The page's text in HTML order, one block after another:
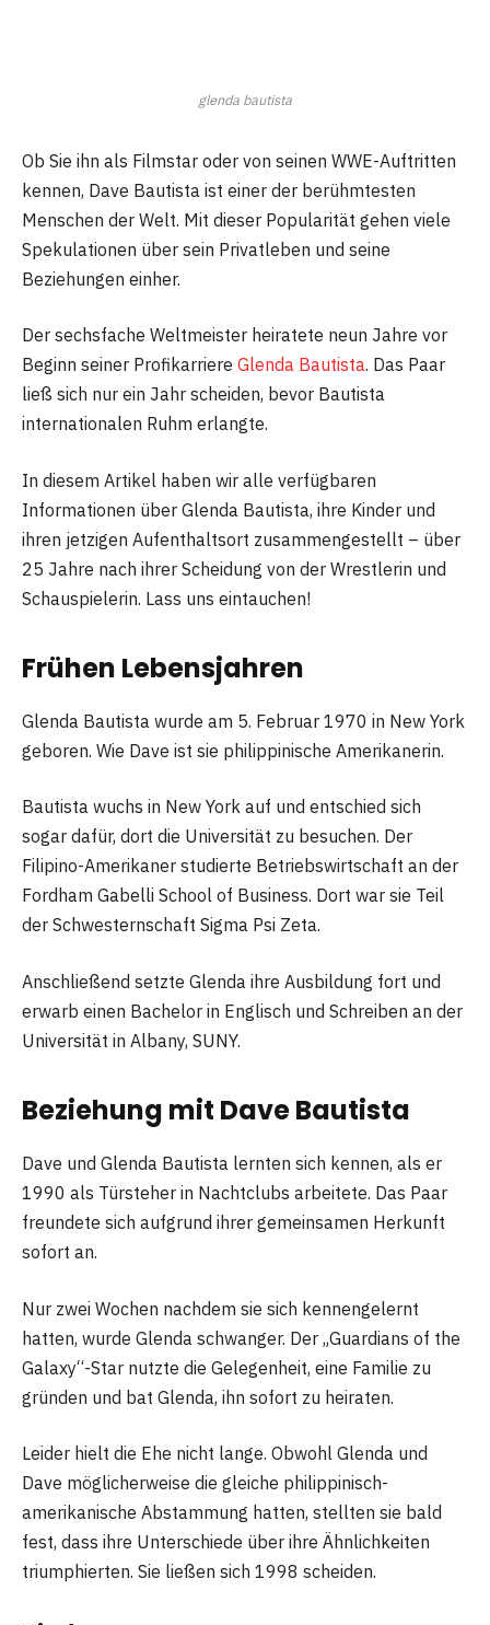
glenda bautista
Ob Sie ihn als Filmstar oder von seinen WWE-Auftritten
kennen, Dave Bautista ist einer der berühmtesten
Menschen der Welt. Mit dieser Popularität gehen viele
Spekulationen über sein Privatleben und seine
Beziehungen einher.
Der sechsfache Weltmeister heiratete neun Jahre vor
Beginn seiner Profikarriere Glenda Bautista. Das Paar
ließ sich nur ein Jahr scheiden, bevor Bautista
internationalen Ruhm erlangte.
In diesem Artikel haben wir alle verfügbaren
Informationen über Glenda Bautista, ihre Kinder und
ihren jetzigen Aufenthaltsort zusammengestellt – über
25 Jahre nach ihrer Scheidung von der Wrestlerin und
Schauspielerin. Lass uns eintauchen!
Frühen Lebensjahren
Glenda Bautista wurde am 5. Februar 1970 in New York
geboren. Wie Dave ist sie philippinische Amerikanerin.
Bautista wuchs in New York auf und entschied sich
sogar dafür, dort die Universität zu besuchen. Der
Filipino-Amerikaner studierte Betriebswirtschaft an der
Fordham Gabelli School of Business. Dort war sie Teil
der Schwesternschaft Sigma Psi Zeta.
Anschließend setzte Glenda ihre Ausbildung fort und
erwarb einen Bachelor in Englisch und Schreiben an der
Universität in Albany, SUNY.
Beziehung mit Dave Bautista
Dave und Glenda Bautista lernten sich kennen, als er
1990 als Türsteher in Nachtclubs arbeitete. Das Paar
freundete sich aufgrund ihrer gemeinsamen Herkunft
sofort an.
Nur zwei Wochen nachdem sie sich kennengelernt
hatten, wurde Glenda schwanger. Der „Guardians of the
Galaxy“-Star nutzte die Gelegenheit, eine Familie zu
gründen und bat Glenda, ihn sofort zu heiraten.
Leider hielt die Ehe nicht lange. Obwohl Glenda und
Dave möglicherweise die gleiche philippinisch-
amerikanische Abstammung hatten, stellten sie bald
fest, dass ihre Unterschiede über ihre Ähnlichkeiten
triumphierten. Sie ließen sich 1998 scheiden.